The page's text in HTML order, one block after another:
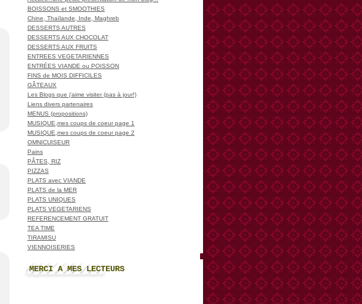
BOISSONS et SMOOTHIES
Chine, Thaïlande, Inde, Maghreb
DESSERTS AUTRES
DESSERTS AUX CHOCOLAT
DESSERTS AUX FRUITS
ENTREES VEGETARIENNES
ENTRÉES VIANDE ou POISSON
FINS de MOIS DIFFICILES
GÂTEAUX
Les Blogs que j'aime visiter (pas à jour!)
Liens divers partenaires
MENUS (propositions)
MUSIQUE,mes coups de coeur page 1
MUSIQUE,mes coups de coeur page 2
OMNICUISEUR
Pains
PÂTES, RIZ
PIZZAS
PLATS avec VIANDE
PLATS de la MER
PLATS UNIQUES
PLATS VEGETARIENS
REFERENCEMENT GRATUIT
TEA TIME
TIRAMISU
VIENNOISERIES
MERCI A MES LECTEURS